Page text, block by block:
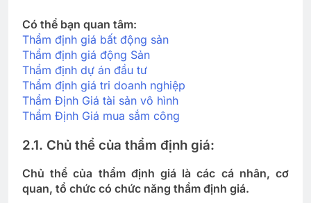
Có thể bạn quan tâm:
Thẩm định giá bất động sản
Thẩm định giá động Sản
Thẩm định dự án đầu tư
Thẩm định giá tri doanh nghiệp
Thẩm Định Giá tài sản vô hình
Thẩm Định Giá mua sắm công
2.1. Chủ thể của thẩm định giá:
Chủ thể của thẩm định giá là các cá nhân, cơ
quan, tổ chức có chức năng thẩm định giá.